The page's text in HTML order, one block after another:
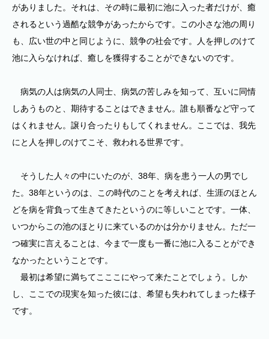
がありました。それは、その時に最初に池に入った者だけが、癒
されるという過酷な競争があったからです。この小さな池の周り
も、広い世の中と同じように、競争の社会です。人を押しのけて
池に入らなければ、癒しを獲得することができないのです。
病気の人は病気の人同士、病気の苦しみを知って、互いに同情
しあうものと、期待することはできません。誰も順番など守って
はくれません。譲り合ったりもしてくれません。ここでは、我先
にと人を押しのけてこそ、救われる世界です。
そうした人々の中にいたのが、38年、病を患う一人の男でし
た。38年というのは、この時代のことを考えれば、生涯のほとん
どを病を背負って生きてきたというのに等しいことです。一体、
いつからこの池のほとりに来ているのかは分かりません。ただ一
つ確実に言えることは、今まで一度も一番に池に入ることができ
なかったということです。
最初は希望に満ちてこここにやって来たことでしょう。しか
し、ここでの現実を知った彼には、希望も失われてしまった様子
です。